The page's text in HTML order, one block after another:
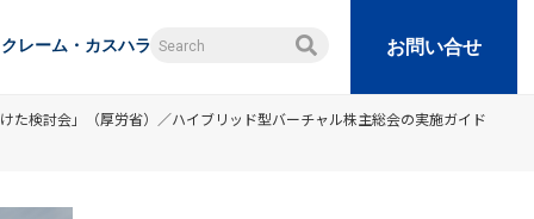
クレーム・カスハラ お問い合せ
た検討会」（厚労省）／ハイブリッド型バーチャル株主総会の実施ガイド